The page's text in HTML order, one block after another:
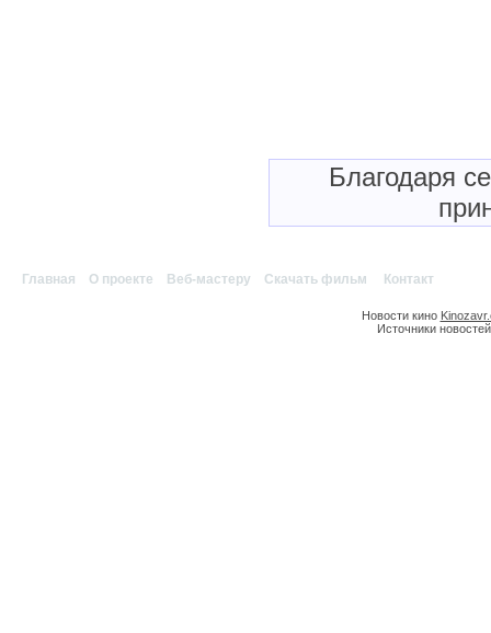
Благодаря
Главная О проекте Веб-мастеру Скачать фильм Контакт
Новости кино
Источники